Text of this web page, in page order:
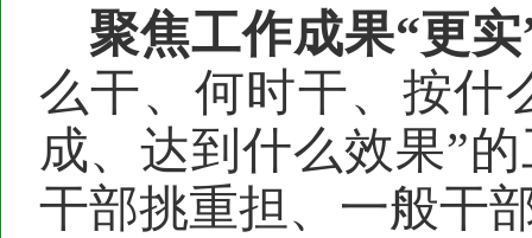
聚焦工作成果“更实
么干、何时干、按什
成、达到什么效果”
干部挑重担、一般干